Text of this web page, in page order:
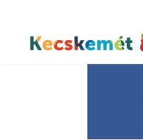
tartalomra
Kecskemét